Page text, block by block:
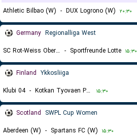
Athletic Bilbao (W) - DUX Logrono (W) ۲۰:۳۰
Germany Regionalliga West
SC Rot-Weiss Oberhausen - Sportfreunde Lotte ۱۵:۳۰
Finland Ykkosliiga
Klubi 04 - Kotkan Tyovaen Palloilijat (KTP) ۱۵:۳۰
Scotland SWPL Cup Women
Aberdeen (W) - Spartans FC (W) ۱۵:۳۰